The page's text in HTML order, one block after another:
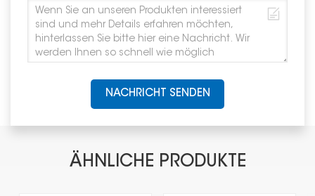
NACHRICHT SENDEN
ÄHNLICHE PRODUKTE